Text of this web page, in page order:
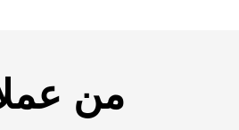
من